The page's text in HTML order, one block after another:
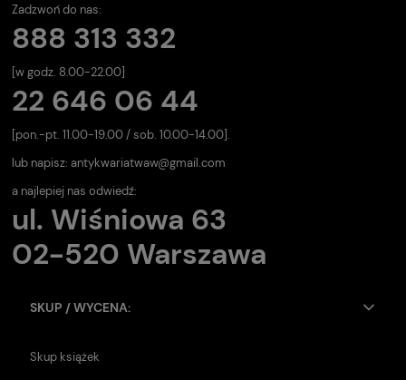
Zadzwoń do nas:
888 313 332
[w godz. 8.00-22.00]
22 646 06 44
[pon.-pt. 11.00-19.00 / sob. 10.00-14.00].
lub napisz: antykwariatwaw@gmail.com
a najlepiej nas odwiedź:
ul. Wiśniowa 63
02-520 Warszawa
SKUP / WYCENA:
Skup książek